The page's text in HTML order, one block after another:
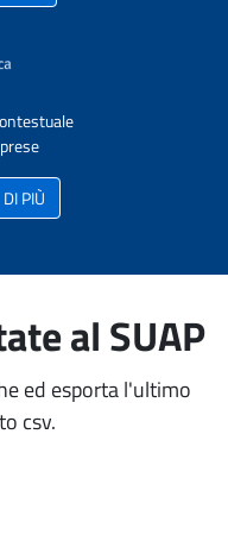
PIÙ
al SUAP
ed esporta l'ultimo
csv.